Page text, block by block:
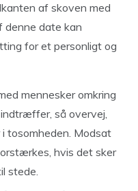
af skoven med
denne date kan
for et personligt og
mennesker omkring
så overvej,
tosomheden. Modsat
hvis det sker
stede.